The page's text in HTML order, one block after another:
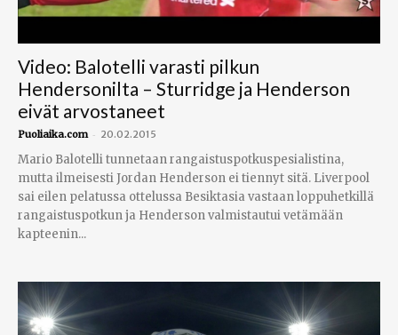
Video: Balotelli varasti pilkun
Hendersonilta – Sturridge ja Henderson
eivät arvostaneet
Puoliaika.com - 20.02.2015
Mario Balotelli tunnetaan rangaistuspotkuspesialistina,
mutta ilmeisesti Jordan Henderson ei tiennyt sitä. Liverpool
sai eilen pelatussa ottelussa Besiktasia vastaan loppuhetkillä
rangaistuspotkun ja Henderson valmistautui vetämään
kapteenin...